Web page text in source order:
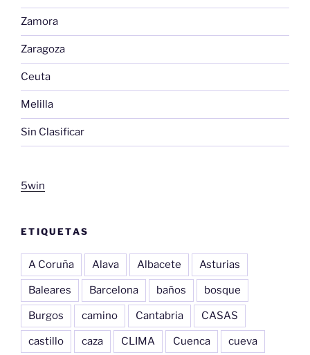
Zamora
Zaragoza
Ceuta
Melilla
Sin Clasificar
5win
ETIQUETAS
A Coruña Alava Albacete Asturias
Baleares Barcelona baños bosque
Burgos camino Cantabria CASAS
castillo caza CLIMA Cuenca cueva